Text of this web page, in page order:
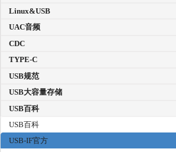
Linux&USB
UAC音频
CDC
TYPE-C
USB规范
USB大容量存储
USB百科
USB百科
USB-IF官方